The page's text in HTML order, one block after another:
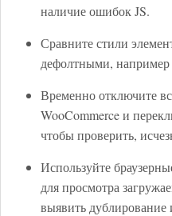
наличие ошибок JS.
Сравните стили
дефолтными, например
Временно отключите
WooCommerce и
чтобы проверить,
Используйте
для просмотра
выявить